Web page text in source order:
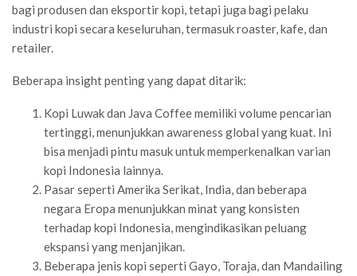
bagi produsen dan eksportir kopi, tetapi juga bagi pelaku
industri kopi secara keseluruhan, termasuk roaster, kafe, dan
retailer.
Beberapa insight penting yang dapat ditarik:
Kopi Luwak dan Java Coffee memiliki volume pencarian
tertinggi, menunjukkan awareness global yang kuat. Ini
bisa menjadi pintu masuk untuk memperkenalkan varian
kopi Indonesia lainnya.
Pasar seperti Amerika Serikat, India, dan beberapa
negara Eropa menunjukkan minat yang konsisten
terhadap kopi Indonesia, mengindikasikan peluang
ekspansi yang menjanjikan.
Beberapa jenis kopi seperti Gayo, Toraja, dan Mandailing